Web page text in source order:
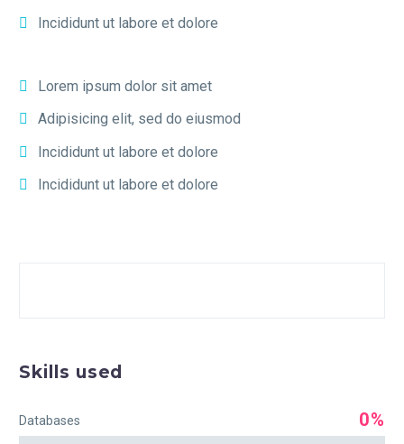
Incididunt ut labore et dolore
Lorem ipsum dolor sit amet
Adipisicing elit, sed do eiusmod
Incididunt ut labore et dolore
Incididunt ut labore et dolore
Skills used
Databases 0%